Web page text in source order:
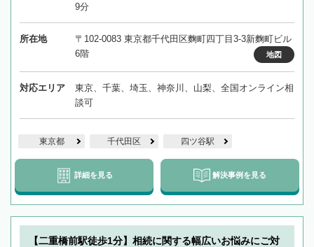
9分
所在地
〒102-0083 東京都千代田区麴町四丁目3-3新麴町ビル
6階
地図
対応エリア
東京、千葉、埼玉、神奈川、山梨、全国オンライン相
談可
東京都 千代田区 四ツ谷駅
詳細を見る 解決事例を見る
【二重橋前駅徒歩1分】相続に関する幅広いお悩みにご対